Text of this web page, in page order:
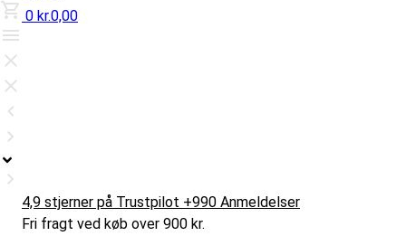
0 kr.0,00
4,9 stjerner på Trustpilot +990 Anmeldelser
Fri fragt ved køb over 900 kr.